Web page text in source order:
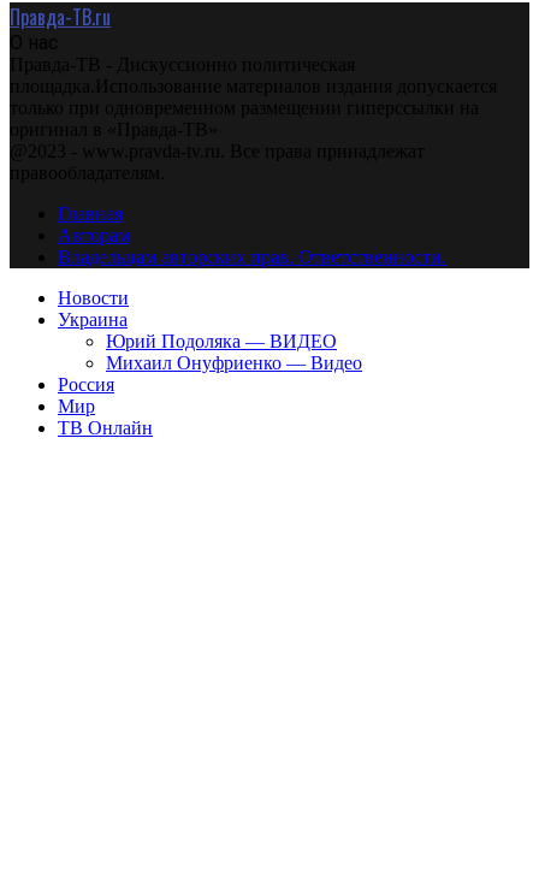
Правда-ТВ.ru
О нас
Правда-ТВ - Дискуссионно политическая
площадка.Использование материалов издания допускается
только при одновременном размещении гиперссылки на
оригинал в «Правда-ТВ»
@2023 - www.pravda-tv.ru. Все права принадлежат
правообладателям.
Главная
Авторам
Владельцам авторских прав. Ответственности.
Новости
Украина
Юрий Подоляка — ВИДЕО
Михаил Онуфриенко — Видео
Россия
Мир
ТВ Онлайн